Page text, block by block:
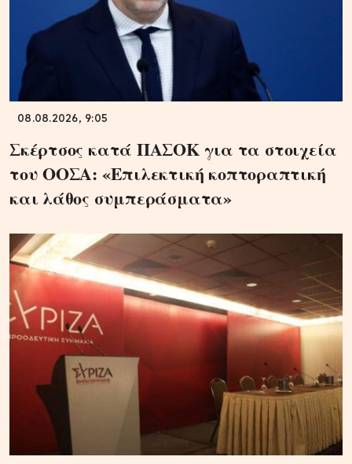
08.08.2026, 9:05
Σκέρτσος κατά ΠΑΣΟΚ για τα στοιχεία
του ΟΟΣΑ: «Επιλεκτική κοπτοραπτική
και λάθος συμπεράσματα»